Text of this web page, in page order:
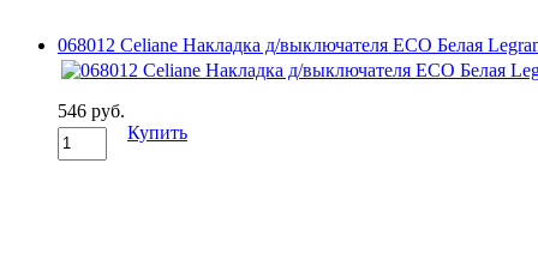
068012 Celiane Накладка д/выключателя ECO Белая
546 руб.
Купить